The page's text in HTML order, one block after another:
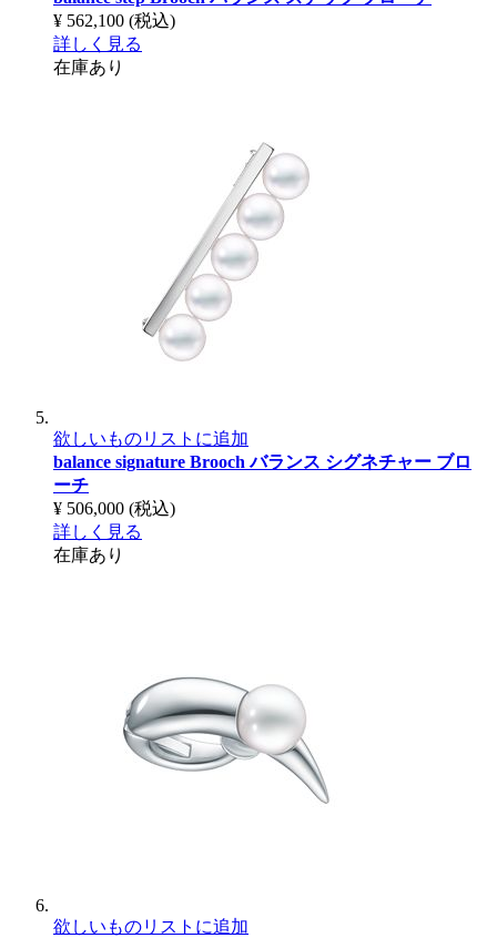
¥ 562,100 (税込)
詳しく見る
在庫あり
欲しいものリストに追加
balance signature Broochバランス シグネチャー ブロ
ーチ
¥ 506,000 (税込)
詳しく見る
在庫あり
欲しいものリストに追加